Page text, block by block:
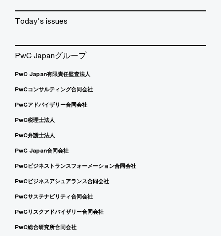
Today's issues
PwC Japanグループ
PwC Japan有限責任監査法人
PwCコンサルティング合同会社
PwCアドバイザリー合同会社
PwC税理士法人
PwC弁護士法人
PwC Japan合同会社
PwCビジネストランスフォーメーション合同会社
PwCビジネスアシュアランス合同会社
PwCサステナビリティ合同会社
PwCリスクアドバイザリー合同会社
PwC総合研究所合同会社